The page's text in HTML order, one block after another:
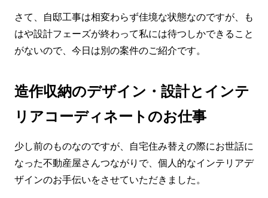
さて、自邸工事は相変わらず佳境な状態なのですが、も
はや設計フェーズが終わって私には待つしかできること
がないので、今日は別の案件のご紹介です。
造作収納のデザイン・設計とインテ
リアコーディネートのお仕事
少し前のものなのですが、自宅住み替えの際にお世話に
なった不動産屋さんつながりで、個人的なインテリアデ
ザインのお手伝いをさせていただきました。